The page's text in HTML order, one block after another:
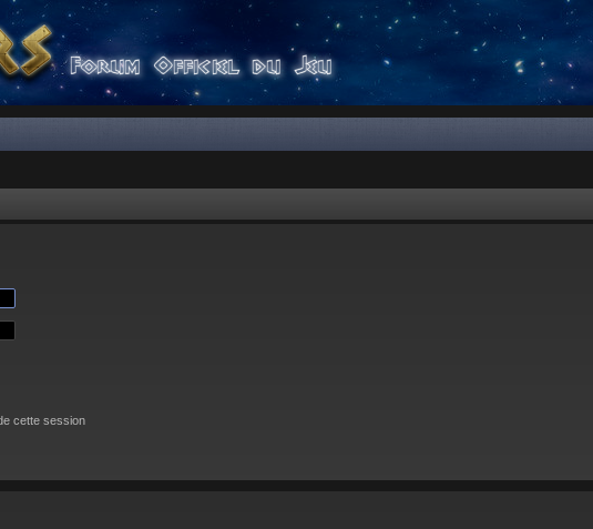
cette session